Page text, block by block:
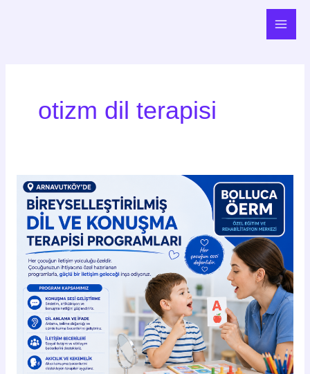
Main
otizm dil terapisi
Arnavutköy’de
Bireyselleştirilmiş
Dil
ve
Konuşma
Terapisi
Programları